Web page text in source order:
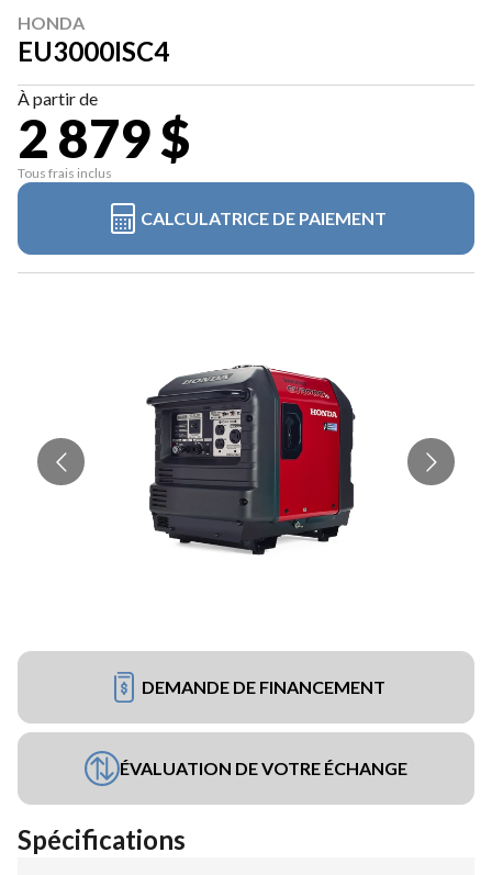
HONDA
EU3000ISC4
À partir de
2 879 $
Tous frais inclus
CALCULATRICE DE PAIEMENT
DEMANDE DE FINANCEMENT
ÉVALUATION DE VOTRE ÉCHANGE
Spécifications